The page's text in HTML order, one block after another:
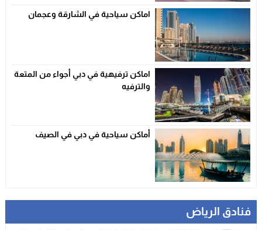
اماكن سياحية في الشارقة وعجمان
اماكن ترفيهية في دبي أجواء من المتعة
والترفيه
أماكن سياحية في دبي في الصيف
فنادق الرياض